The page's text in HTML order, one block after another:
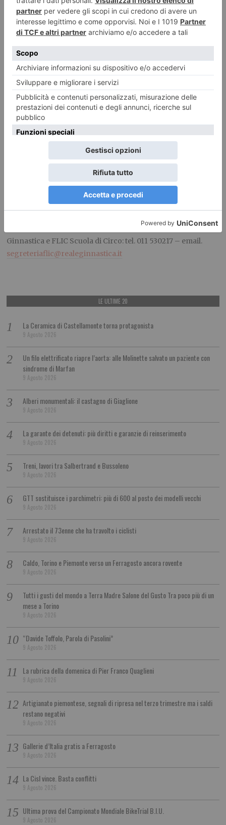
INFORMAZIONI
Per approfondire la storia e le attività della Reale Società
Ginnastica e della FLIC Scuola di Circo è possibile visitare:
www.realeginnastica.it
www.flicscuolacirco.it
Nei siti è possibile trovare la descrizione e gli orari delle
attività per bambini e adulti e informazioni per prenotare
una prova gratuita nel caso in cui non si possa partecipare
alla giornata di domenica 14 gennaio.
segreteria della Reale Società
Ginnastica e FLIC Scuola di Circo: tel. 011 530217 – email.
segreteriaflic@realeginnastica.it
LE ULTIME 20
La Ceramica di Castellamonte torna protagonista
9 Agosto 2026
Un filo elettrificato riapre l’aorta: alle Molinette salvato un paziente con
sindrome di Marfan
9 Agosto 2026
Alberi monumentali: il castagno di Giaglione
9 Agosto 2026
La garante dei detenuti: più diritti e garanzie di reinserimento
9 Agosto 2026
Treni, lavori tra Salbertrand e Bussoleno
9 Agosto 2026
GTT sostituisce i parchimetri: più di 600 al posto dei modelli vecchi
9 Agosto 2026
Arrestato il 73enne che ha travolto i ciclisti
9 Agosto 2026
Caldo, Torino e Piemonte verso un Ferragosto ancora rovente
9 Agosto 2026
Tutti i gusti del mondo a Terra Madre Salone del Gusto Tra poco più di un
mese a Torino
9 Agosto 2026
“Davide Toffolo, Parola di Pasolini”
9 Agosto 2026
La rubrica della domenica di Pier Franco Quaglieni
9 Agosto 2026
Artigianato piemontese, segnali di ripresa nel terzo trimestre ma i saldi
restano negativi
9 Agosto 2026
Gallerie d’Italia gratis a Ferragosto
9 Agosto 2026
La Cisl vince. Basta conflitti
9 Agosto 2026
Ultima prova del Campionato Mondiale BikeTrial B.I.U.
9 Agosto 2026